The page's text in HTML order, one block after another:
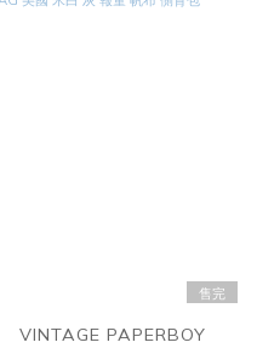
售完
VINTAGE PAPERBOY